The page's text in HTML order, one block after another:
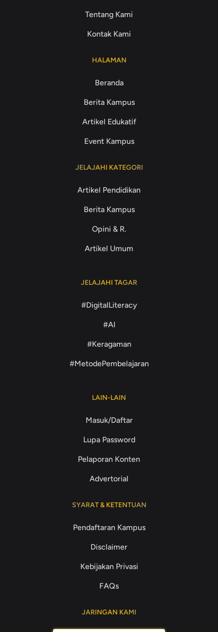
Tentang Kami
Kontak Kami
HALAMAN
Beranda
Berita Kampus
Artikel Edukatif
Event Kampus
JELAJAHI KATEGORI
Artikel Pendidikan
Berita Kampus
Opini & R.
Artikel Umum
JELAJAHI TAGAR
#DigitalLiteracy
#AI
#Keragaman
#MetodePembelajaran
LAIN-LAIN
Masuk/Daftar
Lupa Password
Pelaporan Konten
Advertorial
SYARAT & KETENTUAN
Pendaftaran Kampus
Disclaimer
Kebijakan Privasi
FAQs
JARINGAN KAMI